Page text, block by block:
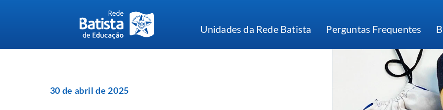
Unidades da Rede Batista Perguntas Frequentes
30 de abril de 2025